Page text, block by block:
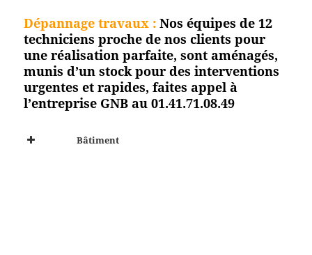
Dépannage travaux : Nos équipes de 12
techniciens proche de nos clients pour
une réalisation parfaite, sont aménagés,
munis d’un stock pour des interventions
urgentes et rapides, faites appel à
l’entreprise GNB au 01.41.71.08.49
Bâtiment